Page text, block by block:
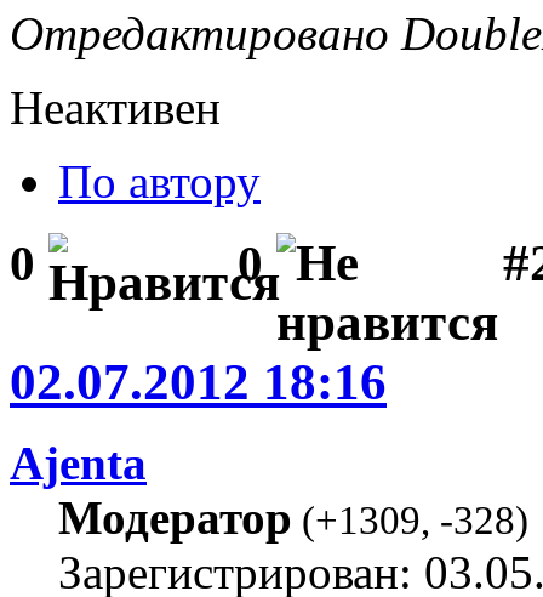
Отредактировано
Неактивен
По автору
0 0
02.07.2012 18:16
Ajenta
Модератор (+1309, -328)
Зарегистрирован: